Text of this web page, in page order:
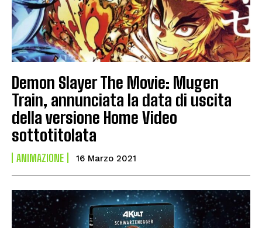
Demon Slayer The Movie: Mugen
Train, annunciata la data di uscita
della versione Home Video
sottotitolata
ANIMAZIONE 16 Marzo 2021